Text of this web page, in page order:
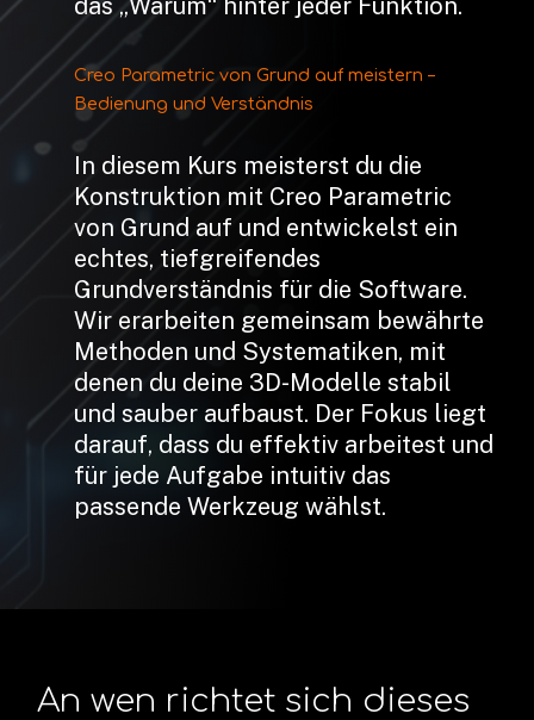
das „Warum“ hinter jeder Funktion.
Creo Parametric von Grund auf meistern –
Bedienung und Verständnis
In diesem Kurs meisterst du die
Konstruktion mit Creo Parametric
von Grund auf und entwickelst ein
echtes, tiefgreifendes
Grundverständnis für die Software.
Wir erarbeiten gemeinsam bewährte
Methoden und Systematiken, mit
denen du deine 3D-Modelle stabil
und sauber aufbaust. Der Fokus liegt
darauf, dass du effektiv arbeitest und
für jede Aufgabe intuitiv das
passende Werkzeug wählst.
An wen richtet sich dieses